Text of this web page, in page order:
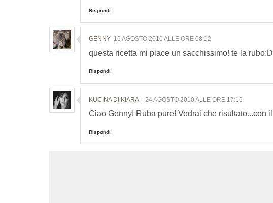
Rispondi
GENNY 16 AGOSTO 2010 ALLE ORE 08:12
questa ricetta mi piace un sacchissimo! te la rubo:D
Rispondi
KUCINA DI KIARA 24 AGOSTO 2010 ALLE ORE 17:16
Ciao Genny! Ruba pure! Vedrai che risultato...con
Rispondi